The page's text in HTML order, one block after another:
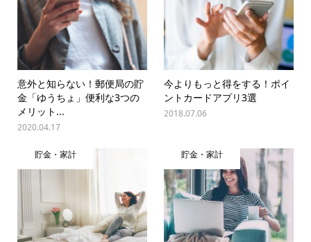
意外と知らない！郵便局の貯
金「ゆうちょ」便利な3つの
メリット...
2020.04.17
今よりもっと得をする！ポイ
ントカードアプリ3選
2018.07.06
貯金・家計 貯金・家計